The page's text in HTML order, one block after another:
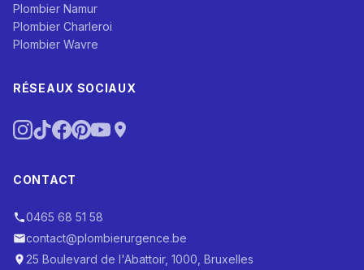
Plombier Namur
Plombier Charleroi
Plombier Wavre
RÉSEAUX SOCIAUX
CONTACT
0465 68 51 58
contact@plombierurgence.be
25 Boulevard de l'Abattoir, 1000, Bruxelles